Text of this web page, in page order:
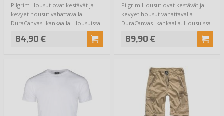
Pilgrim Housut ovat kestävät ja
kevyet housut vahattavalla
DuraCanvas -kankaalla. Housuissa
84,90 €
Pilgrim Housut ovat kestävät ja
kevyet housut vahattavalla
DuraCanvas -kankaalla. Housuissa
89,90 €